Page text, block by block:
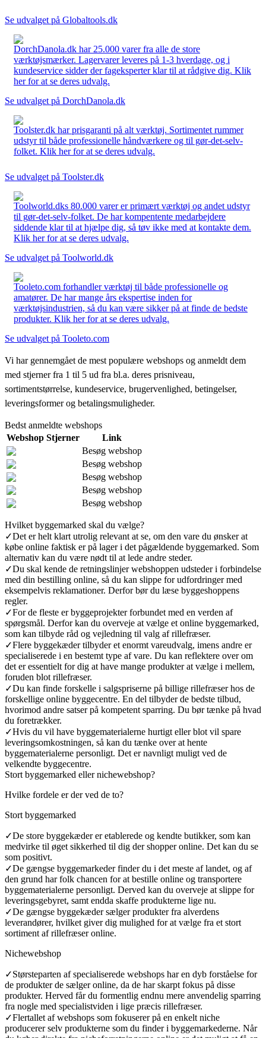
Se udvalget på Globaltools.dk
DorchDanola.dk har 25.000 varer fra alle de store
værktøjsmærker. Lagervarer leveres på 1-3 hverdage, og i
kundeservice sidder der fageksperter klar til at rådgive dig. Klik
her for at se deres udvalg.
Se udvalget på DorchDanola.dk
Toolster.dk har prisgaranti på alt værktøj. Sortimentet rummer
udstyr til både professionelle håndværkere og til gør-det-selv-
folket. Klik her for at se deres udvalg.
Se udvalget på Toolster.dk
Toolworld.dks 80.000 varer er primært værktøj og andet udstyr
til gør-det-selv-folket. De har kompentente medarbejdere
siddende klar til at hjælpe dig, så tøv ikke med at kontakte dem.
Klik her for at se deres udvalg.
Se udvalget på Toolworld.dk
Tooleto.com forhandler værktøj til både professionelle og
amatører. De har mange års ekspertise inden for
værktøjsindustrien, så du kan være sikker på at finde de bedste
produkter. Klik her for at se deres udvalg.
Se udvalget på Tooleto.com
Vi har gennemgået de mest populære webshops og anmeldt dem
med stjerner fra 1 til 5 ud fra bl.a. deres prisniveau,
sortimentstørrelse, kundeservice, brugervenlighed, betingelser,
leveringsformer og betalingsmuligheder.
Bedst anmeldte webshops
Webshop Stjerner
Link
Besøg webshop
Besøg webshop
Besøg webshop
Besøg webshop
Besøg webshop
Hvilket byggemarked skal du vælge?
✓Det er helt klart utrolig relevant at se, om den vare du ønsker at
købe online faktisk er på lager i det pågældende byggemarked. Som
alternativ kan du være nødt til at lede andre steder.
✓Du skal kende de retningslinjer webshoppen udsteder i forbindelse
med din bestilling online, så du kan slippe for udfordringer med
eksempelvis reklamationer. Derfor bør du læse byggeshoppens
regler.
✓For de fleste er byggeprojekter forbundet med en verden af
spørgsmål. Derfor kan du overveje at vælge et online byggemarked,
som kan tilbyde råd og vejledning til valg af rillefræser.
✓Flere byggekæder tilbyder et enormt vareudvalg, imens andre er
specialiserede i en bestemt type af vare. Du kan reflektere over om
det er essentielt for dig at have mange produkter at vælge i mellem,
foruden blot rillefræser.
✓Du kan finde forskelle i salgspriserne på billige rillefræser hos de
forskellige online byggecentre. En del tilbyder de bedste tilbud,
hvorimod andre satser på kompetent sparring. Du bør tænke på hvad
du foretrækker.
✓Hvis du vil have byggematerialerne hurtigt eller blot vil spare
leveringsomkostningen, så kan du tænke over at hente
byggematerialerne personligt. Det er navnligt muligt ved de
velkendte byggecentre.
Stort byggemarked eller nichewebshop?
Hvilke fordele er der ved de to?
Stort byggemarked
✓De store byggekæder er etablerede og kendte butikker, som kan
medvirke til øget sikkerhed til dig der shopper online. Det kan du se
som positivt.
✓De gængse byggemarkeder finder du i det meste af landet, og af
den grund har folk chancen for at bestille online og transportere
byggematerialerne personligt. Derved kan du overveje at slippe for
leveringsgebyret, samt endda skaffe produkterne lige nu.
✓De gængse byggekæder sælger produkter fra alverdens
leverandører, hvilket giver dig mulighed for at vælge fra et stort
sortiment af rillefræser online.
Nichewebshop
✓Størsteparten af specialiserede webshops har en dyb forståelse for
de produkter de sælger online, da de har skarpt fokus på disse
produkter. Herved får du formentlig endnu mere anvendelig sparring
fra nogle med specialistviden i lige præcis rillefræser.
✓Flertallet af webshops som fokuserer på en enkelt niche
producerer selv produkterne som du finder i byggemarkederne. Når